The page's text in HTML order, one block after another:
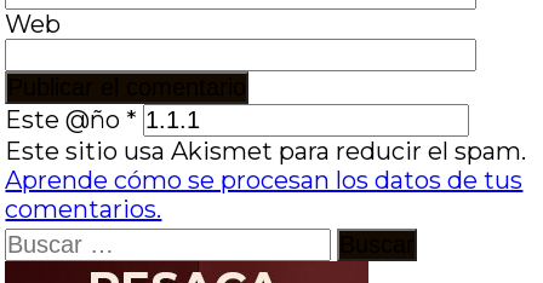
Web
Este @ño *
Este sitio usa Akismet para reducir el spam.
Aprende cómo se procesan los datos de tus
comentarios.
Buscar: